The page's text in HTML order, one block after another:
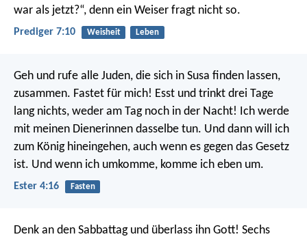
war als jetzt?“, denn ein Weiser fragt nicht so.
Prediger 7:10 Weisheit Leben
Geh und rufe alle Juden, die sich in Susa finden lassen,
zusammen. Fastet für mich! Esst und trinkt drei Tage
lang nichts, weder am Tag noch in der Nacht! Ich werde
mit meinen Dienerinnen dasselbe tun. Und dann will ich
zum König hineingehen, auch wenn es gegen das Gesetz
ist. Und wenn ich umkomme, komme ich eben um.
Ester 4:16 Fasten
Denk an den Sabbattag und überlass ihn Gott! Sechs